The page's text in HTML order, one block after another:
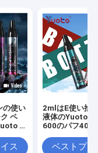
の使い
ペ
ポ
ス
2mlはE使い捨
液体のYuotoの
600のパフ
FCCを事前に入
ベストプラ